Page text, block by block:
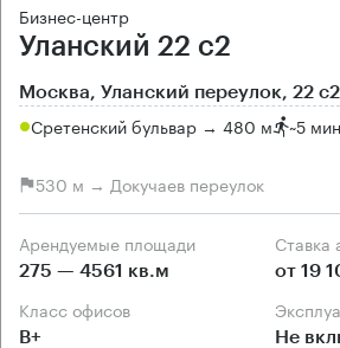
Бизнес-центр
Уланский 22 с2
Москва, Уланский переулок, 22 с2
Сретенский бульвар → 480 м ~5 мин
530 м → Докучаев переулок
Арендуемые площади
275 — 4561 кв.м от 19
Класс офисов
B+ Не